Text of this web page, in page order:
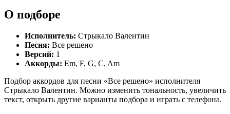
О подборе
Исполнитель: Стрыкало Валентин
Песня: Все решено
Версий: 1
Аккорды: Em, F, G, C, Am
Подбор аккордов для песни «Все решено» исполнителя
Стрыкало Валентин. Можно изменить тональность, увеличить
текст, открыть другие варианты подбора и играть с телефона.